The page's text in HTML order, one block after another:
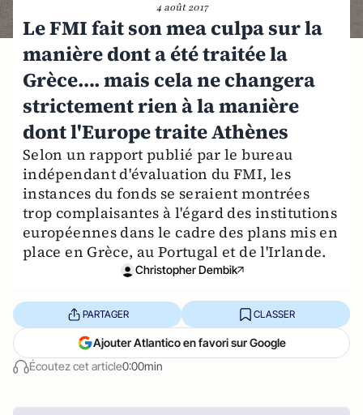
4 août 2017
Le FMI fait son mea culpa sur la
manière dont a été traitée la
Grèce…. mais cela ne changera
strictement rien à la manière
dont l'Europe traite Athènes
Selon un rapport publié par le bureau
indépendant d'évaluation du FMI, les
instances du fonds se seraient montrées
trop complaisantes à l'égard des institutions
européennes dans le cadre des plans mis en
place en Grèce, au Portugal et de l'Irlande.
Christopher Dembik
Écoutez cet article0:00min
PARTAGER CLASSER
Ajouter Atlantico en favori sur Google